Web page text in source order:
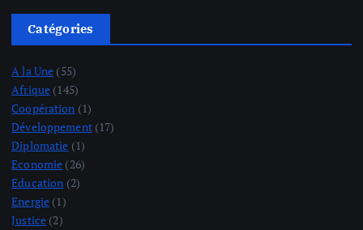
Catégories
A la Une (55)
Afrique (145)
Coopération (1)
Développement(17)
Diplomatie (1)
Economie (26)
Education (2)
Energie (1)
Justice (2)